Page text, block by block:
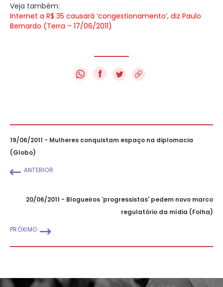
Veja também:
Internet a R$ 35 causará ‘congestionamento’, diz Paulo
Bernardo (Terra – 17/06/2011)
f
19/06/2011 - Mulheres conquistam espaço na diplomacia
(Globo)
ANTERIOR
20/06/2011 - Blogueiros 'progressistas' pedem novo marco
regulatório da mídia (Folha)
PRÓXIMO